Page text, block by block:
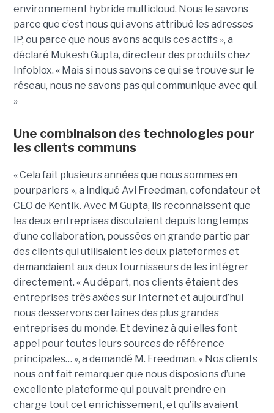
environnement hybride multicloud. Nous le savons
parce que c’est nous qui avons attribué les adresses
IP, ou parce que nous avons acquis ces actifs », a
déclaré Mukesh Gupta, directeur des produits chez
Infoblox. « Mais si nous savons ce qui se trouve sur le
réseau, nous ne savons pas qui communique avec qui.
»
Une combinaison des technologies pour
les clients communs
« Cela fait plusieurs années que nous sommes en
pourparlers », a indiqué Avi Freedman, cofondateur et
CEO de Kentik. Avec M Gupta, ils reconnaissent que
les deux entreprises discutaient depuis longtemps
d’une collaboration, poussées en grande partie par
des clients qui utilisaient les deux plateformes et
demandaient aux deux fournisseurs de les intégrer
directement. « Au départ, nos clients étaient des
entreprises très axées sur Internet et aujourd’hui
nous desservons certaines des plus grandes
entreprises du monde. Et devinez à qui elles font
appel pour toutes leurs sources de référence
principales… », a demandé M. Freedman. « Nos clients
nous ont fait remarquer que nous disposions d’une
excellente plateforme qui pouvait prendre en
charge tout cet enrichissement, et qu’ils avaient